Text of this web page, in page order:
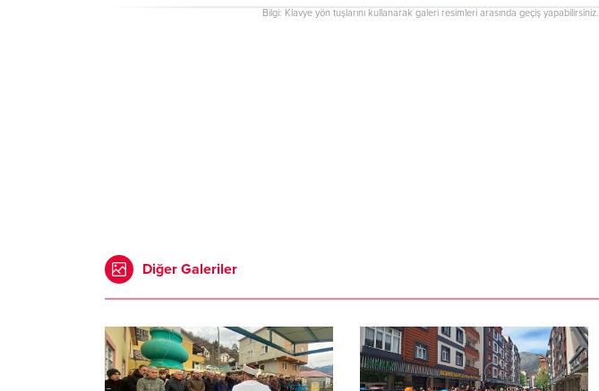
Bilgi: Klavye yön tuşlarını kullanarak galeri resimleri arasında geçiş yapabilirsiniz.
Diğer Galeriler